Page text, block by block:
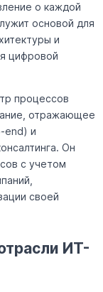
о каждой
основой для
и
цифровой
процессов
отражающее
end) и
Он
с учетом
своей
ИТ-